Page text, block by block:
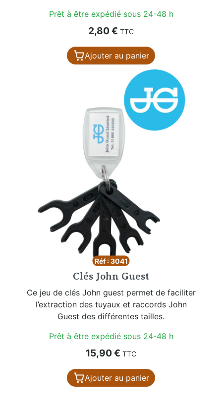
Prêt à être expédié sous 24-48 h
Prix
2,80 € TTC
Ajouter au panier
Réf : 3041
Clés John Guest
Ce jeu de clés John guest permet de faciliter
l’extraction des tuyaux et raccords John
Guest des différentes tailles.
Prêt à être expédié sous 24-48 h
Prix
15,90 € TTC
Ajouter au panier